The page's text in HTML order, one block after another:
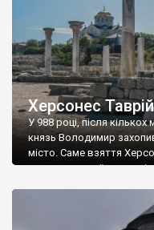
Херсонес
У 988 році, після кількох
князь Володимир
місто. Саме взяття
диктувати свої умови
Херсонесі Володимир-
А потім було Хрещення